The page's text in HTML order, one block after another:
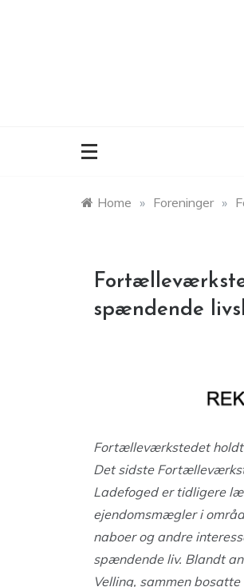
Home » Foreninger »
spændende
Fortælleværkstedet holdt
Det sidste
Ladefoged er tidligere
ejendomsmægler i
naboer og andre
spændende liv. Blandt
Velling, sammen